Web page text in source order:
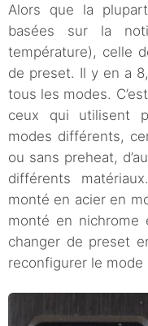
Alors que la
basées sur la
température), celle
de preset. Il y en a
tous les modes.
ceux qui utilisent
modes différents,
ou sans preheat,
différents
monté en acier en
monté en nichrome
changer de preset
reconfigurer le mode